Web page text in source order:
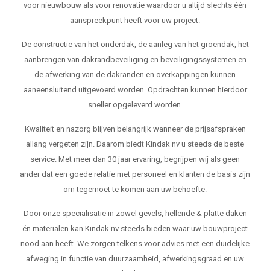
voor nieuwbouw als voor renovatie waardoor u altijd slechts één
aanspreekpunt heeft voor uw project.
De constructie van het onderdak, de aanleg van het groendak, het
aanbrengen van dakrandbeveiliging en beveiligingssystemen en
de afwerking van de dakranden en overkappingen kunnen
aaneensluitend uitgevoerd worden. Opdrachten kunnen hierdoor
sneller opgeleverd worden.
Kwaliteit en nazorg blijven belangrijk wanneer de prijsafspraken
allang vergeten zijn. Daarom biedt Kindak nv u steeds de beste
service. Met meer dan 30 jaar ervaring, begrijpen wij als geen
ander dat een goede relatie met personeel en klanten de basis zijn
om tegemoet te komen aan uw behoefte.
Door onze specialisatie in zowel gevels, hellende & platte daken
én materialen kan Kindak nv steeds bieden waar uw bouwproject
nood aan heeft. We zorgen telkens voor advies met een duidelijke
afweging in functie van duurzaamheid, afwerkingsgraad en uw